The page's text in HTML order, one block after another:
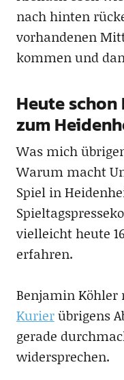
nach hinten
vorhandenen
kommen und
Heute schon
zum
Was mich
Warum macht
Spiel in
vielleicht heute
erfahren.
Benjamin Köhler
Kurierübrigens
gerade
widersprechen.